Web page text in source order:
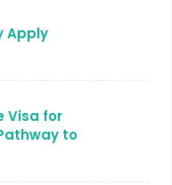
Apply
Visa for
to